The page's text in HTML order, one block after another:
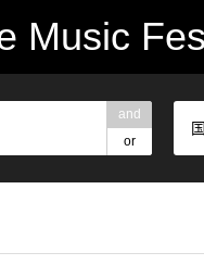
Music
and
or